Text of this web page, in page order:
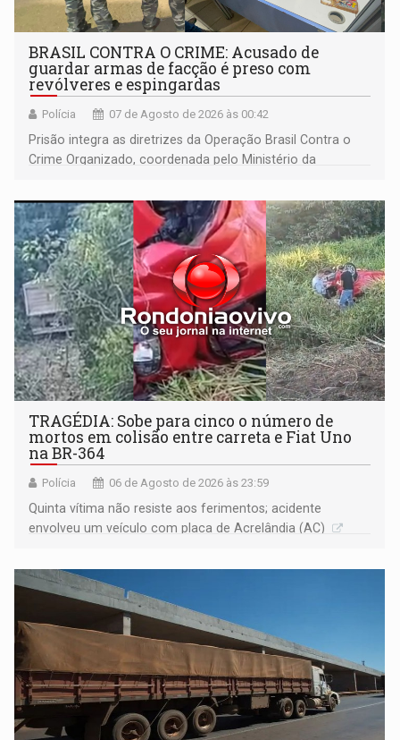
BRASIL CONTRA O CRIME: Acusado de
guardar armas de facção é preso com
revólveres e espingardas
Polícia 07 de Agosto de 2026 às 00:42
Prisão integra as diretrizes da Operação Brasil Contra o
Crime Organizado, coordenada pelo Ministério da
TRAGÉDIA: Sobe para cinco o número de
mortos em colisão entre carreta e Fiat Uno
na BR-364
Polícia 06 de Agosto de 2026 às 23:59
Quinta vítima não resiste aos ferimentos; acidente
envolveu um veículo com placa de Acrelândia (AC)